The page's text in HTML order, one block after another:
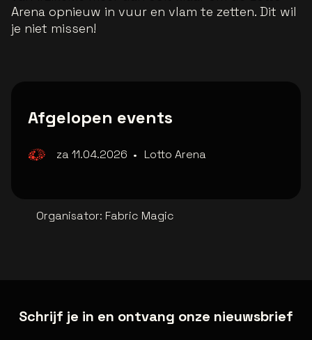
Arena opnieuw in vuur en vlam te zetten. Dit wil
je niet missen!
Afgelopen events
za 11.04.2026 • Lotto Arena
Organisator: Fabric Magic
Schrijf je in en ontvang onze nieuwsbrief